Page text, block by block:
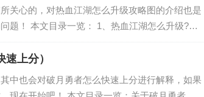
关心的，对热血江湖怎么升级攻略图的介绍也是
题！ 本文目录一览： 1、热血江湖怎么升级?
怎样升级 4、热血江湖 如何快速升级 5、热血江
上分）
中也会对破月勇者怎么快速上分进行解释，如果